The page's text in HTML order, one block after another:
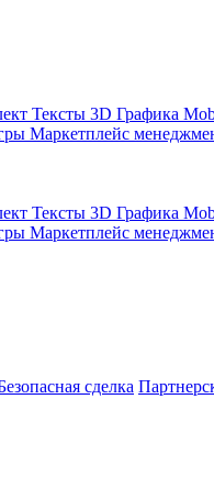
Тексты 3D Графика
Маркетплейс
Тексты 3D Графика
Маркетплейс
сделка